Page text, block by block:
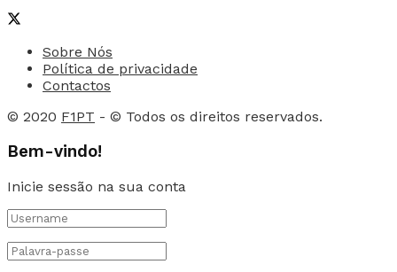
Sobre Nós
Política de privacidade
Contactos
© 2020 F1PT - © Todos os direitos reservados.
Bem-vindo!
Inicie sessão na sua conta